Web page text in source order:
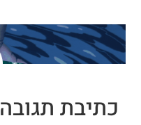
כתיבת תגובה